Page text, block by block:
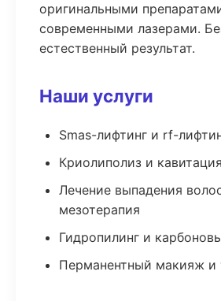
оригинальными
современными лазерами.
естественный результат.
Наши услуги
Smas-лифтинг и rf-
Криолиполиз и кавитация
Лечение выпадения
мезотерапия
Гидропилинг и
Перманентный макияж и